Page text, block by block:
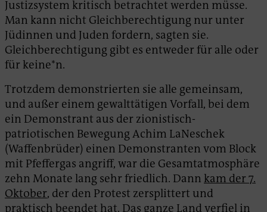
Justizsystem kritisch betrachtet werden müsse.
Man kann nicht Gleichberechtigung nur unter
Jüdinnen und Juden fordern, sagten sie.
Gleichberechtigung gibt es entweder für alle oder
für keine*n.
Trotzdem demonstrierten sie alle gemeinsam,
und außer einem gewalttätigen Vorfall, bei dem
ein Demonstrant aus der zionistisch-
patriotischen Bewegung Achim LaNeschek
(Waffenbrüder) einen Demonstranten vom Block
mit Pfeffergas angriff, war die Gesamtatmosphäre
zehn Monate lang sehr friedlich. Dann kam der 7.
Oktober, der den Protest zersplittert und
praktisch beendet hat. Das ganze Land verfiel in